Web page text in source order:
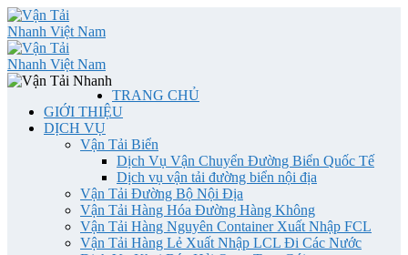
TRANG CHỦ
GIỚI THIỆU
DỊCH VỤ
Vận Tải Biển
Dịch Vụ Vận Chuyển Đường Biển Quốc Tế
Dịch vụ vận tải đường biển nội địa
Vận Tải Đường Bộ Nội Địa
Vận Tải Hàng Hóa Đường Hàng Không
Vận Tải Hàng Nguyên Container Xuất Nhập FCL
Vận Tải Hàng Lẻ Xuất Nhập LCL Đi Các Nước